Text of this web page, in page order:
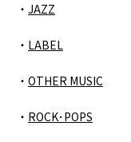
JAZZ
LABEL
OTHER MUSIC
ROCK･POPS